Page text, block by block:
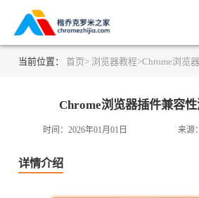
当前位置： 首页> 浏览器教程>Chrome浏览
Chrome浏览器插件兼容
时间：2026年01月01日 来源：
详情介绍